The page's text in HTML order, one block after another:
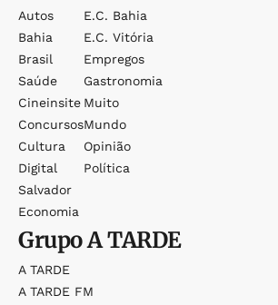
Autos
Bahia
Brasil
Saúde
Cineinsite
Concursos
Cultura
Digital
Salvador
Economia
E.c. Bahia
E.c. Vitória
Empregos
Gastronomia
Muito
Mundo
Opinião
Política
GrupoA TARDE
A TARDE
A TARDE FM